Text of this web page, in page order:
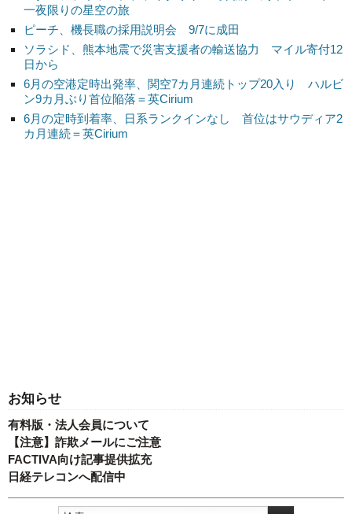
一夜限りの星空の旅
ピーチ、機長職の採用説明会 9/7に成田
ソラシド、熊本地震で災害支援者の輸送協力 マイル寄付12
日から
6月の空港定時出発率、関空7カ月連続トップ20入り ハルビ
ン9カ月ぶり首位陥落＝英Cirium
6月の定時到着率、日系ランクインなし 首位はサウディア2
カ月連続＝英Cirium
お知らせ
有料版・法人会員について
【注意】詐欺メールにご注意
FACTIVA向け記事提供拡充
日経テレコンへ配信中